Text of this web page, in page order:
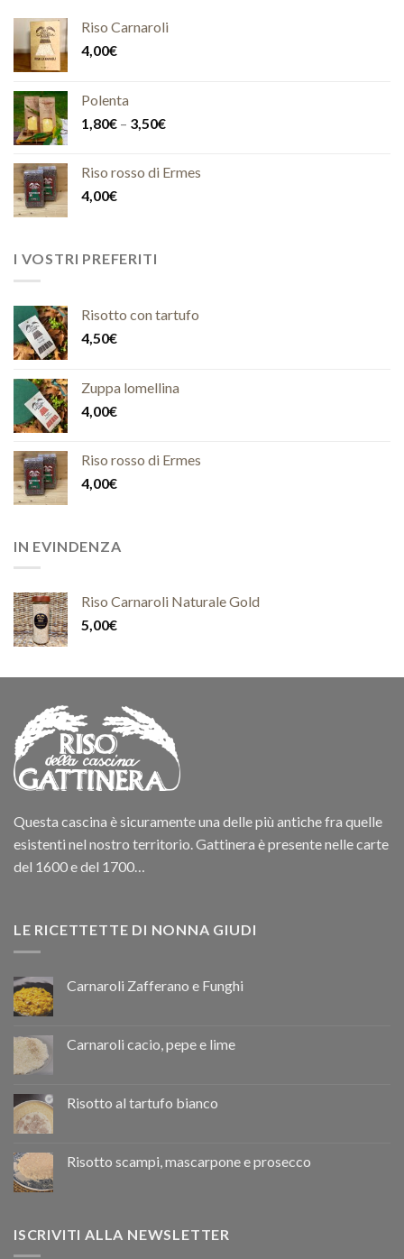
Riso Carnaroli
4,00€
Polenta
1,80€ – 3,50€
Riso rosso di Ermes
4,00€
I VOSTRI PREFERITI
Risotto con tartufo
4,50€
Zuppa lomellina
4,00€
Riso rosso di Ermes
4,00€
IN EVINDENZA
Riso Carnaroli Naturale Gold
5,00€
Questa cascina è sicuramente una delle più antiche fra quelle
esistenti nel nostro territorio. Gattinera è presente nelle carte
del 1600 e del 1700…
LE RICETTETTE DI NONNA GIUDI
Carnaroli Zafferano e Funghi
Carnaroli cacio, pepe e lime
Risotto al tartufo bianco
Risotto scampi, mascarpone e prosecco
ISCRIVITI ALLA NEWSLETTER